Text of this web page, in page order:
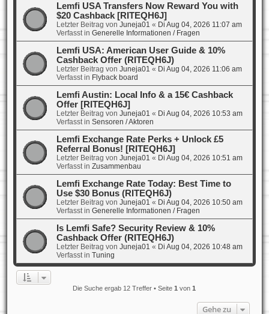
Lemfi USA Transfers Now Reward You with
$20 Cashback [RITEQH6J]
Letzter Beitrag von Juneja01 « Di Aug 04, 2026 11:07 am
Verfasst in Generelle Informationen / Fragen
Lemfi USA: American User Guide & 10%
Cashback Offer (RITEQH6J)
Letzter Beitrag von Juneja01 « Di Aug 04, 2026 11:06 am
Verfasst in Flyback board
Lemfi Austin: Local Info & a 15€ Cashback
Offer [RITEQH6J]
Letzter Beitrag von Juneja01 « Di Aug 04, 2026 10:53 am
Verfasst in Sensoren / Aktoren
Lemfi Exchange Rate Perks + Unlock £5
Referral Bonus! [RITEQH6J]
Letzter Beitrag von Juneja01 « Di Aug 04, 2026 10:51 am
Verfasst in Zusammenbau
Lemfi Exchange Rate Today: Best Time to
Use $30 Bonus (RITEQH6J)
Letzter Beitrag von Juneja01 « Di Aug 04, 2026 10:50 am
Verfasst in Generelle Informationen / Fragen
Is Lemfi Safe? Security Review & 10%
Cashback Offer (RITEQH6J)
Letzter Beitrag von Juneja01 « Di Aug 04, 2026 10:48 am
Verfasst in Tuning
Die Suche ergab 12 Treffer • Seite1 von1
Gehe zu